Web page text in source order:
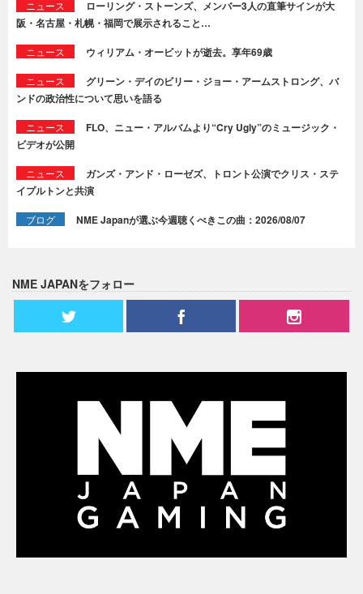
ニュース
ローリング・ストーンズ、メンバー3人の直筆サインが大
阪・名古屋・札幌・福岡で展示されること…
ニュース ウィリアム・オービットが逝去。享年69歳
ニュース
グリーン・デイのビリー・ジョー・アームストロング、バ
ンドの政治性について思いを語る
ニュース
FLO、ニュー・アルバムより“Cry Ugly”のミュージック・
ビデオが公開
ニュース
ガンズ・アンド・ローゼズ、トロント公演でクリス・ステ
イプルトンと共演
ブログ NME Japanが選ぶ今週聴くべきこの曲：2026/08/07
NME JAPANをフォロー